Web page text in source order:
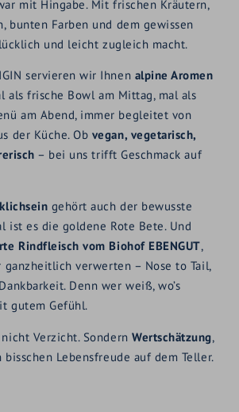
mit Hingabe. Mit frischen Kräutern,
bunten Farben und dem gewissen
und leicht zugleich macht.
servieren wir Ihnen alpine Aromen
als frische Bowl am Mittag, mal als
am Abend, immer begleitet von
der Küche. Ob vegan, vegetarisch,
– bei uns trifft Geschmack auf
gehört auch der bewusste
ist es die goldene Rote Bete. Und
Rindfleisch vom Biohof EBENGUT,
verwerten – Nose to Tail,
Denn wer weiß, wo’s
gutem Gefühl.
nicht Verzicht. SondernWertschätzung,
bisschen Lebensfreude auf dem Teller.